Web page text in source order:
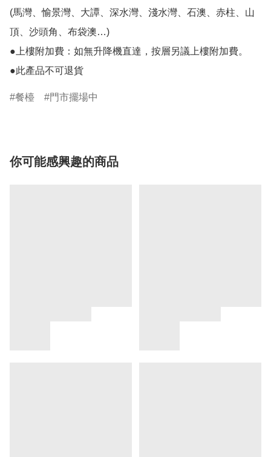
(馬灣、愉景灣、大譚、深水灣、淺水灣、石澳、赤柱、山
頂、沙頭角、布袋澳…)
●上樓附加費：如無升降機直達，按層另議上樓附加費。
●此產品不可退貨
餐檯 門市擺場中
你可能感興趣的商品